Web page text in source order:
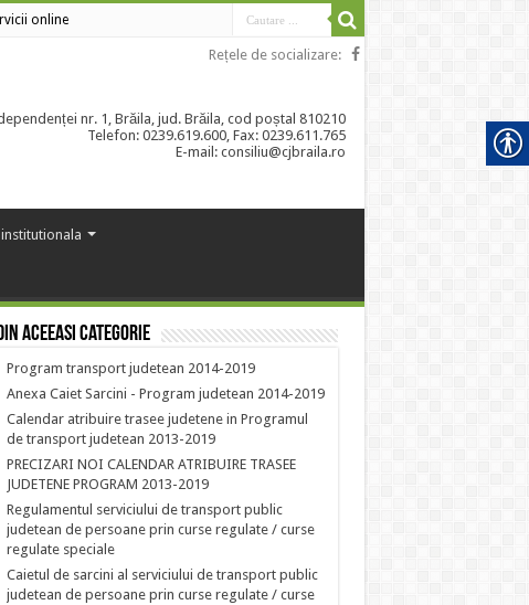
online
Rețele de socializare:
nr. 1, Brăila, jud. Brăila, cod poștal 810210
Telefon: 0239.619.600, Fax: 0239.611.765
E-mail: consiliu@cjbraila.ro
aceeasi categorie
Program transport judetean 2014-2019
Anexa Caiet Sarcini - Program judetean 2014-2019
Calendar atribuire trasee judetene in Programul
de transport judetean 2013-2019
PRECIZARI NOI CALENDAR ATRIBUIRE TRASEE
JUDETENE PROGRAM 2013-2019
Regulamentul serviciului de transport public
judetean de persoane prin curse regulate / curse
regulate speciale
Caietul de sarcini al serviciului de transport public
judetean de persoane prin curse regulate / curse